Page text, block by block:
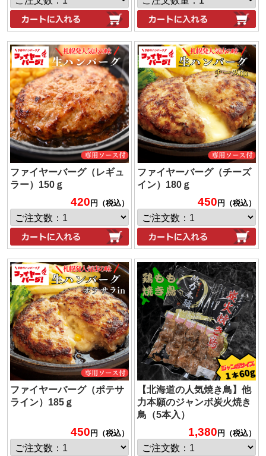
ファイヤーバーグ（レギュ
ラー）150ｇ
420 円（税込）
ファイヤーバーグ（チーズ
イン）180ｇ
450 円（税込）
ファイヤーバーグ（ポテサ
ライン）185ｇ
450円（税込）
【北海道の人気焼き鳥】他
力本願のジャンボ炭火焼き
鳥（5本入）
1,380円（税込）